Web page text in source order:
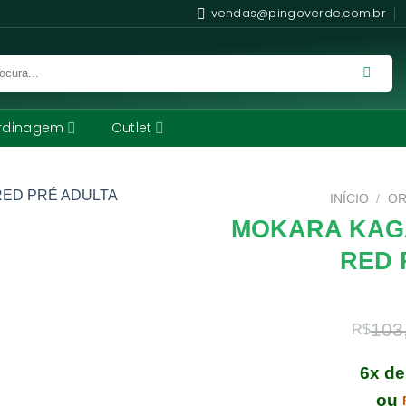
vendas@pingoverde.com.br
Outlet
INÍCIO /
MOKARA
RED
R$
6x de
ou